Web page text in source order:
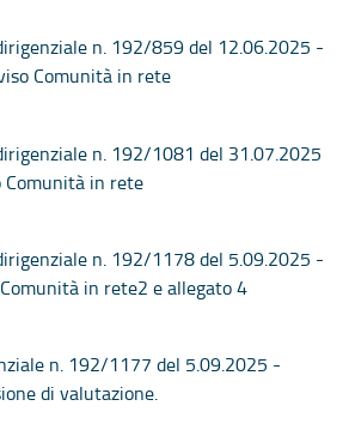
n. 192/859 del 12.06.2025 -
Comunità in rete
n. 192/1081 del 31.07.2025
in rete
n. 192/1178 del 5.09.2025 -
in rete2 e allegato 4
n. 192/1177 del 5.09.2025 -
di valutazione.